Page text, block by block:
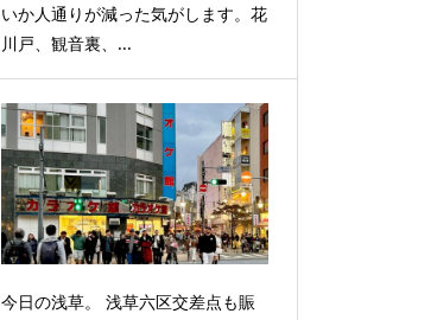
いか人通りが減った気がします。花
川戸、観音裏、...
今日の浅草。 浅草六区交差点も賑